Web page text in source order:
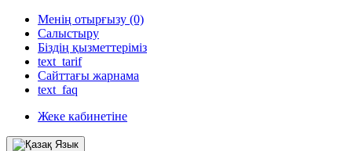
Менің отырғызу (0)
Салыстыру
Біздің қызметтеріміз
text_tarif
Сайттағы жарнама
text_faq
Жеке кабинетіне
Язык